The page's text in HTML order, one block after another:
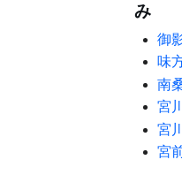
み
御
味
南
宮
宮
宮